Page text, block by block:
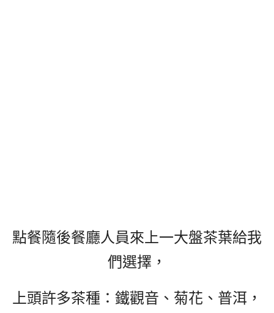
點餐隨後餐廳人員來上一大盤茶葉給我
們選擇，
上頭許多茶種：鐵觀音、菊花、普洱，